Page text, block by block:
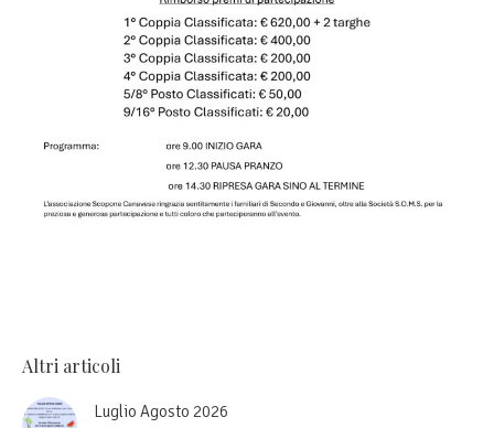
Altri articoli
Luglio Agosto 2026